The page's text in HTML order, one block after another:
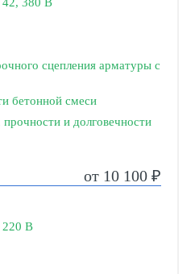
сцепления арматуры с
бетонной смеси
прочности и долговечности
от 10 100 ₽
220 В